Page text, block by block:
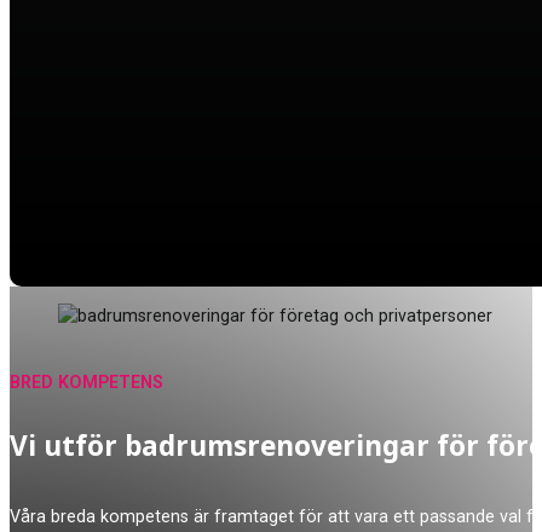
Vi utför badrumsrenoveringar för
Våra breda kompetens är framtaget för att vara ett passande val
BRED KOMPETENS